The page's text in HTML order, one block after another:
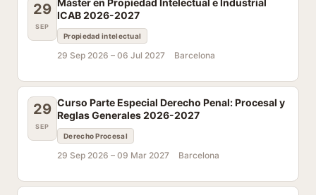
29
SEP
Máster en Propiedad Intelectual e Industrial
ICAB 2026-2027
Propiedad intelectual
29 Sep 2026 – 06 Jul 2027 Barcelona
29
SEP
Curso Parte Especial Derecho Penal: Procesal y
Reglas Generales 2026-2027
Derecho Procesal
29 Sep 2026 – 09 Mar 2027 Barcelona